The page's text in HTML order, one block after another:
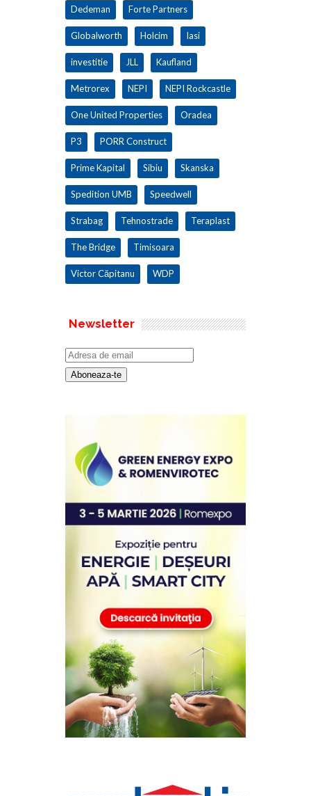
Dedeman Forte Partners
Globalworth Holcim Iasi
investitie JLL Kaufland
Metrorex NEPI NEPI Rockcastle
One United Properties Oradea
P3 PORR Construct
Prime Kapital Sibiu Skanska
Spedition UMB Speedwell
Strabag Tehnostrade Teraplast
The Bridge Timisoara
Victor Căpitanu WDP
Newsletter